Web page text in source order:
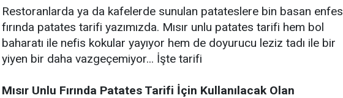
Restoranlarda ya da kafelerde sunulan patateslere bin basan enfes
fırında patates tarifi yazımızda. Mısır unlu patates tarifi hem bol
baharatı ile nefis kokular yayıyor hem de doyurucu leziz tadı ile bir
yiyen bir daha vazgeçemiyor... İşte tarifi
Mısır Unlu Fırında Patates Tarifi İçin Kullanılacak Olan